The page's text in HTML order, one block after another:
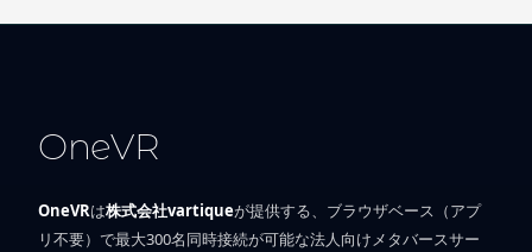
OneVR
OneVRは株式会社vartiqueが提供する、ブラウザベース（アプ
リ不要）で最大300名同時接続が可能な法人向けメタバースサー